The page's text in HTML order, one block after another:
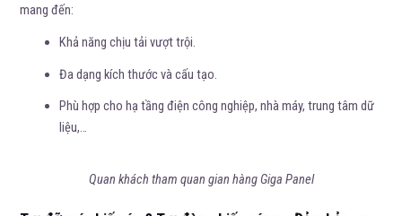
mang đến:
Khả năng chịu tải vượt trội.
Đa dạng kích thước và cấu tạo.
Phù hợp cho hạ tầng điện công nghiệp, nhà máy, trung tâm dữ
liệu,…
Quan khách tham quan gian hàng Giga Panel